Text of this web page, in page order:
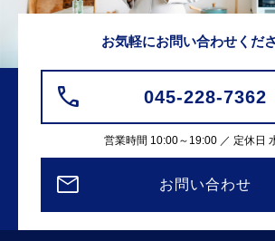
お気軽にお問い合わせくださ
045-228-7362
営業時間 10:00～19:00 ／ 定休日
お問い合わせ